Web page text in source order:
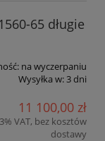
65 długie
na wyczerpaniu
Wysyłka w:3 dni
11 100,00 zł
VAT, bez kosztów
dostawy